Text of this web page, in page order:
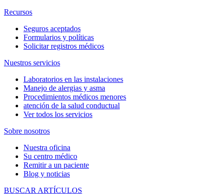
Recursos
Seguros aceptados
Formularios y políticas
Solicitar registros médicos
Nuestros servicios
Laboratorios en las instalaciones
Manejo de alergias y asma
Procedimientos médicos menores
atención de la salud conductual
Ver todos los servicios
Sobre nosotros
Nuestra oficina
Su centro médico
Remitir a un paciente
Blog y noticias
BUSCAR ARTÍCULOS